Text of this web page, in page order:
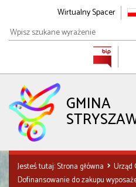
Wirtualny Spacer
Wpisz
szukane
GMINA
Jesteś tutaj:Strona główna Urząd
Dofinansowanie do zakupu